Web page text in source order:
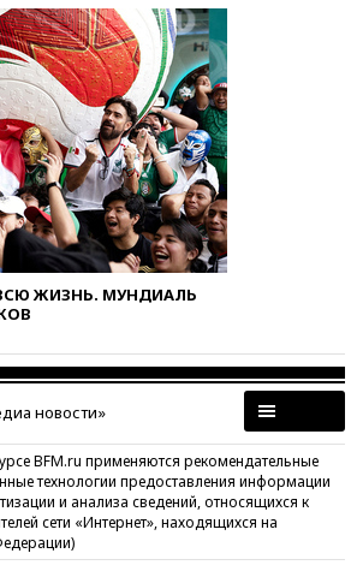
ЖИЗНЬ. МУНДИАЛЬ
новости»
BFM.ru применяются рекомендательные
технологии предоставления информации
и анализа сведений, относящихся к
сети «Интернет», находящихся на